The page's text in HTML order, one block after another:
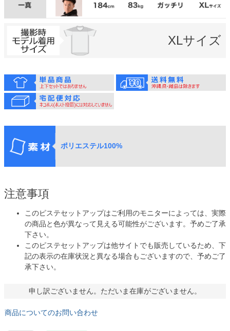
XLサイズ
ポリエステル100%
注意事項
このピステセットアップはご利用のモニターによっては、実際
の商品と色が異なって見える可能性がございます。予めご了承
下さい。
このピステセットアップは他サイトでも販売しているため、下
記の表示の在庫状況と異なる場合もございますので、予めご了
承下さい。
申し訳ございません。ただいま在庫がございません。
商品についてのお問い合わせ